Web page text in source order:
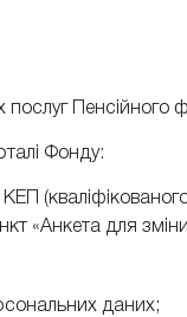
послуг Пенсійного
Фонду:
«Анкета для
даних;